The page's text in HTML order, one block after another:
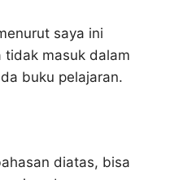
saya ini
tidak masuk dalam
buku pelajaran.
diatas, bisa